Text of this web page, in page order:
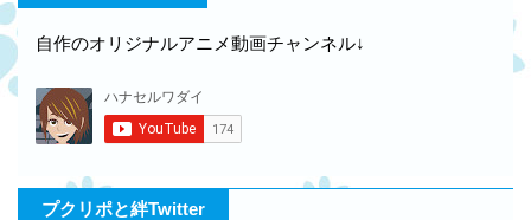
自作のオリジナルアニメ動画チャンネル↓
プクリポと絆Twitter